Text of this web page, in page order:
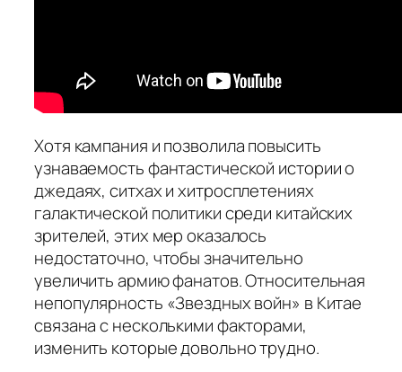
Хотя кампания и позволила повысить
узнаваемость фантастической истории о
джедаях, ситхах и хитросплетениях
галактической политики среди китайских
зрителей, этих мер оказалось
недостаточно, чтобы значительно
увеличить армию фанатов. Относительная
непопулярность «Звездных войн» в Китае
связана с несколькими факторами,
изменить которые довольно трудно.